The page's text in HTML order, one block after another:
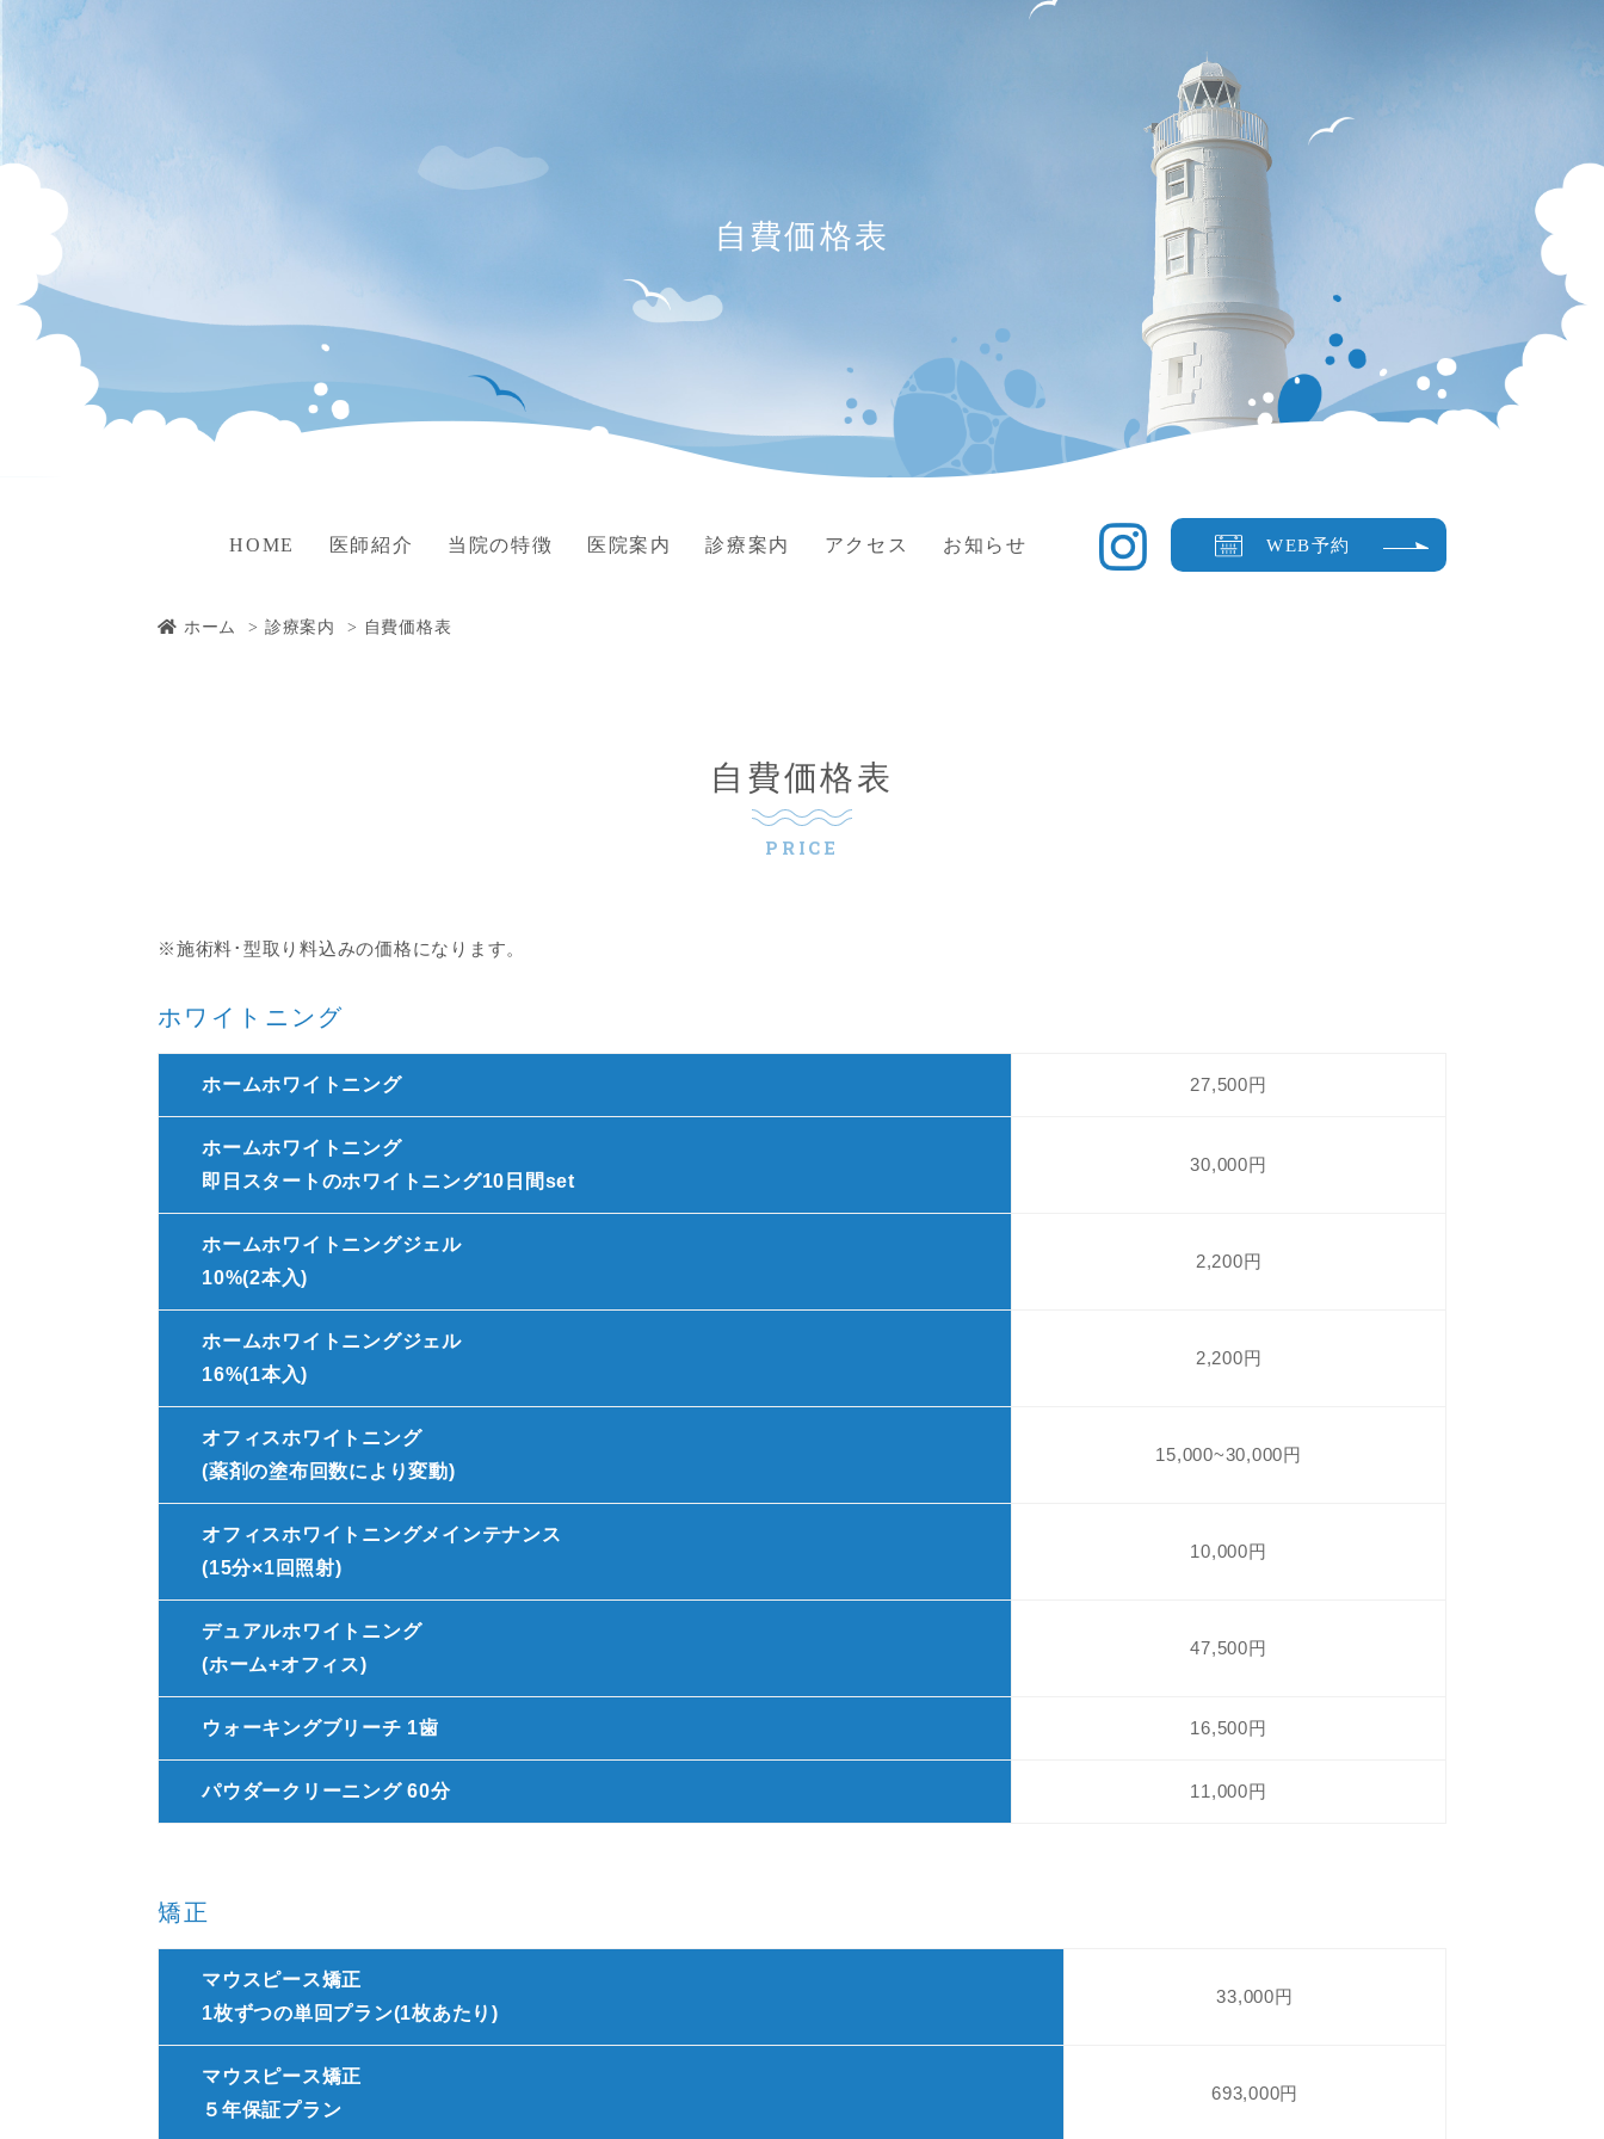
自費価格表
HOME 医師紹介 当院の特徴 医院案内 診療案内 アクセス お知らせ WEB予約
ホーム 診療案内 自費価格表
自費価格表
PRICE
※施術料･型取り料込みの価格になります。
ホワイトニング
ホームホワイトニング 27,500円
ホームホワイトニング
即日スタートのホワイトニング10日間set
30,000円
ホームホワイトニングジェル
10%(2本入)
2,200円
ホームホワイトニングジェル
16%(1本入)
2,200円
オフィスホワイトニング
(薬剤の塗布回数により変動)
15,000~30,000円
オフィスホワイトニングメインテナンス
(15分×1回照射)
10,000円
デュアルホワイトニング
(ホーム+オフィス)
47,500円
ウォーキングブリーチ 1歯 16,500円
パウダークリーニング 60分 11,000円
矯正
マウスピース矯正
1枚ずつの単回プラン(1枚あたり)
33,000円
マウスピース矯正
５年保証プラン
693,000円